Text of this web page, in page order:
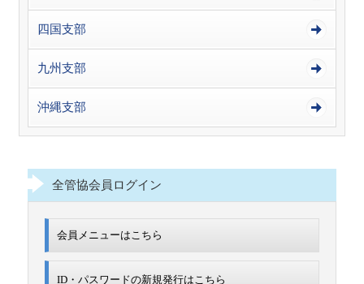
四国支部
九州支部
沖縄支部
全管協会員ログイン
会員メニューはこちら
ID・パスワードの新規発行は こちら